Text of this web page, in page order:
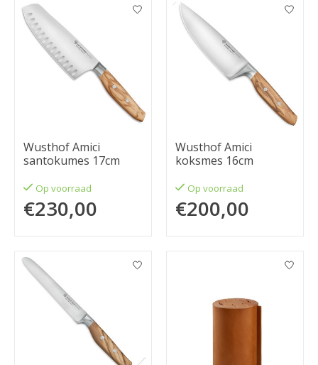
Wusthof Amici
santokumes 17cm
Op voorraad
€230,00
Wusthof Amici
koksmes 16cm
Op voorraad
€200,00